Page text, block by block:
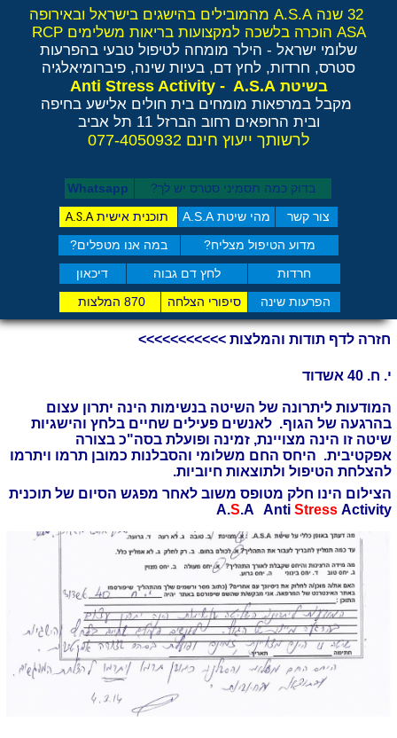
צור קשר מהי שיטת A.S.A תוכנית אישיתA.S.A
חרדות לחץ דם גבוה דיכאון
מדוע הטיפול מצליח? במה אנו מטפלים?
הפרעות שינה סיפורי הצלחה 870 המלצות
בדוק כמה תסמיני סט​רס יש לך? Whatsapp
32 שנה A.S.A מהמובילים בהישגים בישראל ובאירופה
ASA הוכרה בלשכה למקצועות בריאות משלימים RCP
שלומי ישראל - הילר מומחה לטיפול טבעי בהפרעות
סטרס, חרדות, לחץ דם, בעיות שינה, פיברומיאלגיה
בשיטת Anti Stress Activity - A.S.A
מקבל במרפאות מומחים בית חולים אלישע בחיפה
ובית הרופאים רחוב הברזל 11 תל אביב
לרשותך ייעוץ חינם 077-4050932
י. ח. 40 אשדוד
המודעות ליתרונה של השיטה בנשימות הינה יתרון עצום
בהרגעה של הגוף. לאנשים פעילים שחיים בלחץ והישגיות
שיטה זו הינה מצויינת, זמינה ופועלת בסה"כ בצורה
אפקטיבית. היחס החם משלומי והסבלנות כמובן תרמו ויתרמו
להצלחת הטיפול ולתוצאות חיוביות.
הצילום הינו חלק מטופס משוב לאחר מפגש הסיום של תוכנית
A.S.A Anti StressActivity
חזרה לדף תודות והמלצות >>>>>>>>>>>